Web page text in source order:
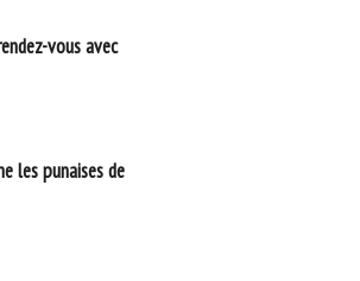
vous avec
les punaises de